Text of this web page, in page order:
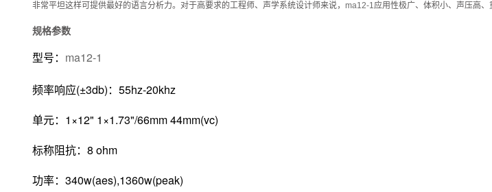
非常平坦这样可提供最好的语言分析力。对于高要求的工程师、声学系统设计师来说， ma12-1应用性极广、体积小、声压高
规格参数
型号： ma12-1
频率响应(±3db)：55hz-20khz
单元：1×12" 1×1.73"/66mm 44mm(vc)
标称阻抗：8 ohm
功率：340w(aes),1360w(peak)